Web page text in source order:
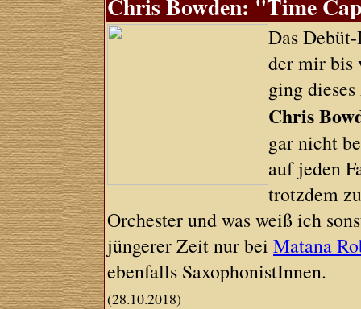
Chris Bowden: "Time
Das
der mir bis
ging
Chris
gar nicht
auf jeden
trotzdem
Orchester und was weiß ich
jüngerer Zeit nur beiMatana
ebenfalls SaxophonistInnen.
(28.10.2018)